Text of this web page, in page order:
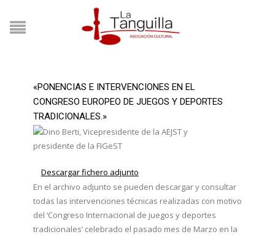
«PONENCIAS E INTERVENCIONES EN EL
CONGRESO EUROPEO DE JUEGOS Y DEPORTES
TRADICIONALES.»
Descargar fichero adjunto
En el archivo adjunto se pueden descargar y consultar
todas las intervenciones técnicas realizadas con motivo
del ‘Congreso Internacional de juegos y deportes
tradicionales’ celebrado el pasado mes de Marzo en la